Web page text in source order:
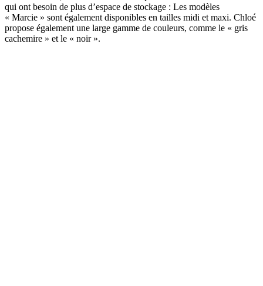
qui ont besoin de plus d’espace de stockage : Les modèles
« Marcie » sont également disponibles en tailles midi et maxi. Chloé
propose également une large gamme de couleurs, comme le « gris
cachemire » et le « noir ».